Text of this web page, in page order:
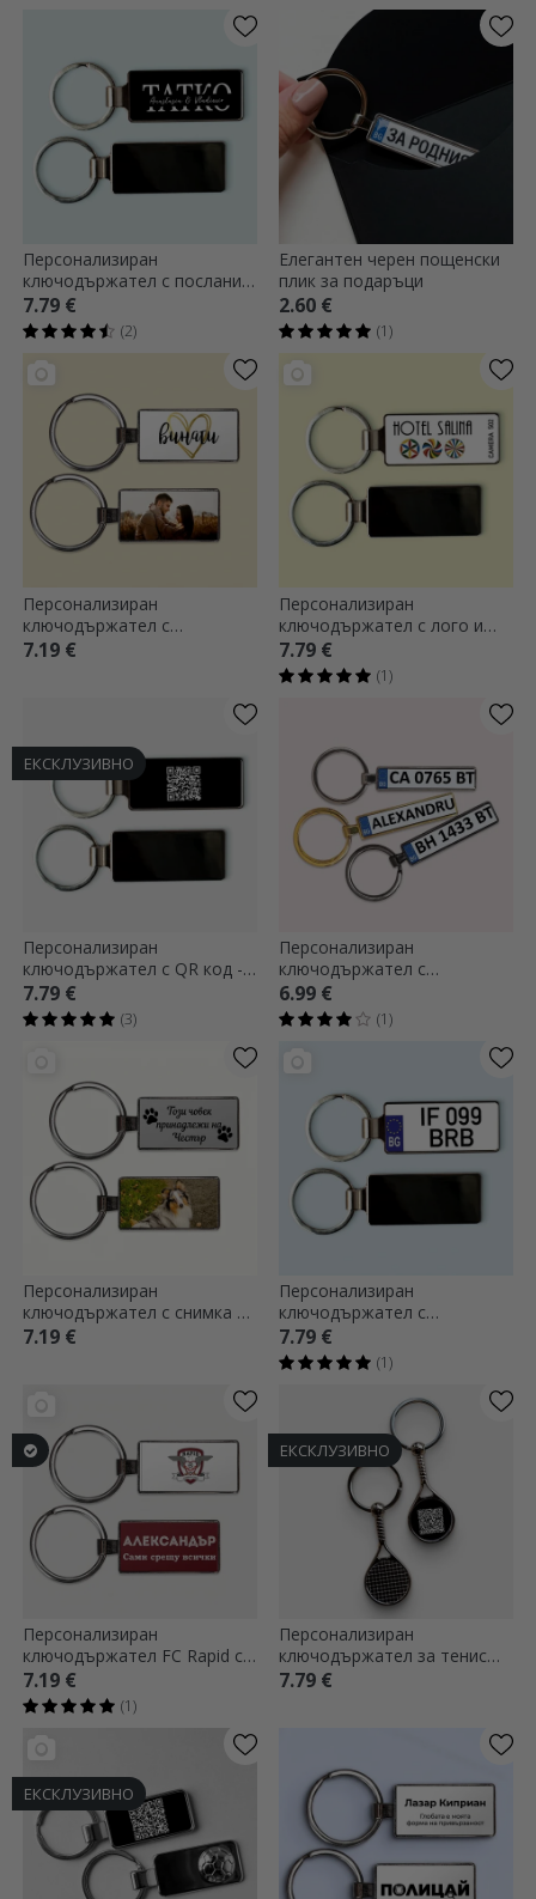
Персонализиран
ключодържател с послание
за татко
7.79 €
(2)
Елегантен черен пощенски
плик за подаръци
2.60 €
(1)
Персонализиран
ключодържател с
фотография - Always
7.19 €
Персонализиран
ключодържател с лого и
текст
7.79 €
(1)
ЕКСКЛУЗИВНО
Персонализиран
ключодържател с QR код -
Добави контакт
7.79 €
(3)
Персонализиран
ключодържател с
български автомобилен
номер
6.99 €
(1)
Персонализиран
ключодържател с снимка и
текст - Животни
7.19 €
Персонализиран
ключодържател с
регистрационен номер
7.79 €
(1)
Персонализиран
ключодържател FC Rapid с
име и послание
7.19 €
(1)
ЕКСКЛУЗИВНО
Персонализиран
ключодържател за тенис
ракета с QR код - Добави
7.79 €
ЕКСКЛУЗИВНО